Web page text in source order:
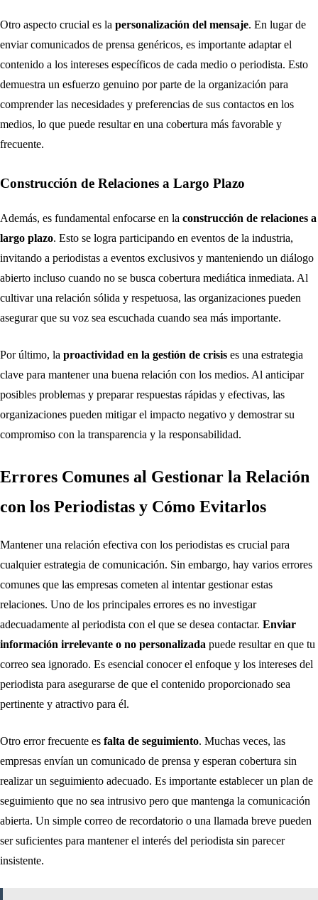
Otro aspecto crucial es la personalización del mensaje. En lugar de
enviar comunicados de prensa genéricos, es importante adaptar el
contenido a los intereses específicos de cada medio o periodista. Esto
demuestra un esfuerzo genuino por parte de la organización para
comprender las necesidades y preferencias de sus contactos en los
medios, lo que puede resultar en una cobertura más favorable y
frecuente.
Construcción de Relaciones a Largo Plazo
Además, es fundamental enfocarse en la construcción de relaciones a
largo plazo. Esto se logra participando en eventos de la industria,
invitando a periodistas a eventos exclusivos y manteniendo un diálogo
abierto incluso cuando no se busca cobertura mediática inmediata. Al
cultivar una relación sólida y respetuosa, las organizaciones pueden
asegurar que su voz sea escuchada cuando sea más importante.
Por último, la proactividad en la gestión de crisis es una estrategia
clave para mantener una buena relación con los medios. Al anticipar
posibles problemas y preparar respuestas rápidas y efectivas, las
organizaciones pueden mitigar el impacto negativo y demostrar su
compromiso con la transparencia y la responsabilidad.
Errores Comunes al Gestionar la Relación
con los Periodistas y Cómo Evitarlos
Mantener una relación efectiva con los periodistas es crucial para
cualquier estrategia de comunicación. Sin embargo, hay varios errores
comunes que las empresas cometen al intentar gestionar estas
relaciones. Uno de los principales errores es no investigar
adecuadamente al periodista con el que se desea contactar. Enviar
información irrelevante o no personalizada puede resultar en que tu
correo sea ignorado. Es esencial conocer el enfoque y los intereses del
periodista para asegurarse de que el contenido proporcionado sea
pertinente y atractivo para él.
Otro error frecuente es falta de seguimiento. Muchas veces, las
empresas envían un comunicado de prensa y esperan cobertura sin
realizar un seguimiento adecuado. Es importante establecer un plan de
seguimiento que no sea intrusivo pero que mantenga la comunicación
abierta. Un simple correo de recordatorio o una llamada breve pueden
ser suficientes para mantener el interés del periodista sin parecer
insistente.